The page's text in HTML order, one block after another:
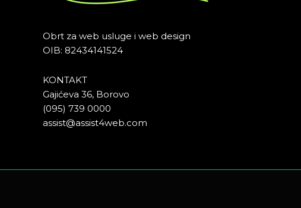
Obrt za web usluge i web design
OIB: 82434141524
KONTAKT
Gajićeva 36, Borovo
(095) 739 0000
assist@assist4web.com